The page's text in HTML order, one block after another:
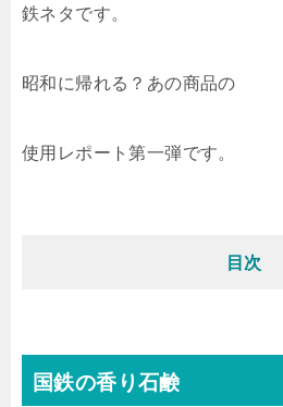
鉄ネタです。
昭和に帰れる？あの商品の
使用レポート第一弾です。
目次
国鉄の香り石鹸